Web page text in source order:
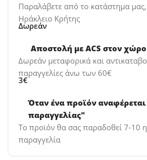
Παραλάβετε από το κατάστημα
Ηράκλειο Κρήτης
Δωρεάν
Αποστολή με ACS στον
Δωρεάν μεταφορικά και
παραγγελίες άνω των 60€
3€
Όταν ένα προϊόν
παραγγελίας"
Το προϊόν θα σας παραδοθεί 7-10
παραγγελία